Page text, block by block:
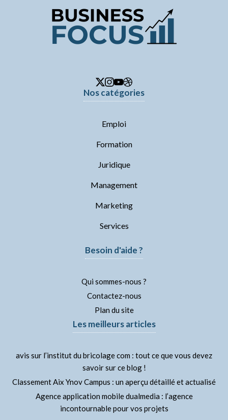
Nos catégories
Emploi
Formation
Juridique
Management
Marketing
Services
Besoin d'aide ?
Qui sommes-nous ?
Contactez-nous
Plan du site
Les meilleurs articles
avis sur l’institut du bricolage com : tout ce que vous devez
savoir sur ce blog !
Classement Aix Ynov Campus : un aperçu détaillé et actualisé
Agence application mobile dualmedia : l’agence
incontournable pour vos projets